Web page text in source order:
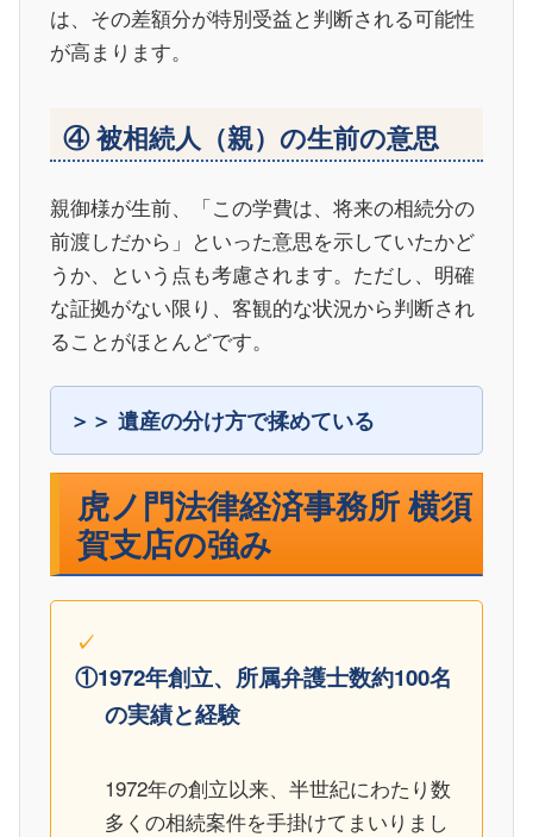
は、その差額分が特別受益と判断される可能性
が高まります。
④ 被相続人（親）の生前の意思
親御様が生前、「この学費は、将来の相続分の
前渡しだから」といった意思を示していたかど
うか、という点も考慮されます。ただし、明確
な証拠がない限り、客観的な状況から判断され
ることがほとんどです。
遺産の分け方で揉めている
虎ノ門法律経済事務所 横須
賀支店の強み
①1972年創立、所属弁護士数約100名
の実績と経験
1972年の創立以来、半世紀にわたり数
多くの相続案件を手掛けてまいりまし